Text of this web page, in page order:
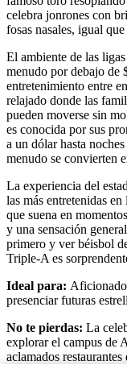
celebra jonrones con
fosas nasales, igual
El ambiente de las
menudo por debajo de
entretenimiento entre
relajado donde las
pueden moverse sin
es conocida por sus
a un dólar hasta
menudo se convierten
La experiencia del
las más entretenidas
que suena en
y una sensación
primero y ver béisbol
Triple-A es
Ideal para:
presenciar futuras
No te pierdas: La
explorar el campus de
aclamados